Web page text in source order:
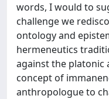
words, I would to
challenge we
ontology and
hermeneutics
against the platonic
concept of
anthropologue to